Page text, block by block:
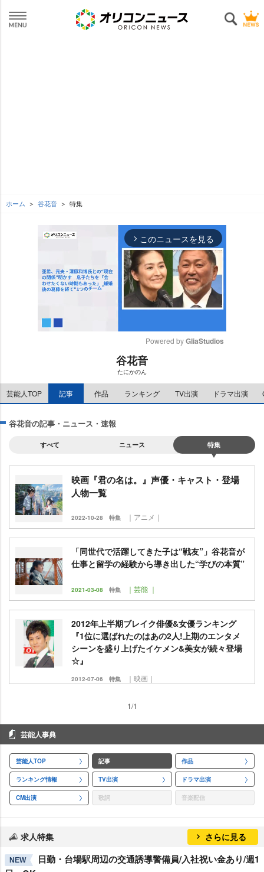
ホーム 谷花音 特集
arrow_forward_ios このニュースを見る
e
Powered by GliaStudios
谷花音
たにかのん
芸能人TOP 記事 作品 ランキング TV出演 ドラマ出演
谷花音の記事・ニュース・速報
すべて ニュース 特集
映画『君の名は。』声優・キャスト・登場
人物一覧
2022-10-28 特集 ｜アニメ｜
「同世代で活躍してきた子は“戦友”」谷花音が
仕事と留学の経験から導き出した“学びの本質”
2021-03-08 特集 ｜芸能 ｜
2012年上半期ブレイク俳優&女優ランキング
『1位に選ばれたのはあの2人!上期のエンタメ
シーンを盛り上げたイケメン&美女が続々登場
☆』
2012-07-06 特集 ｜映画｜
1/1
芸能人事典
芸能人TOP 記事 作品
ランキング情報 TV出演 ドラマ出演
CM出演 歌詞 音楽配信
求人特集 さらに見る
NEW
日勤・台場駅周辺の交通誘導警備員/入社祝い金あり/週1